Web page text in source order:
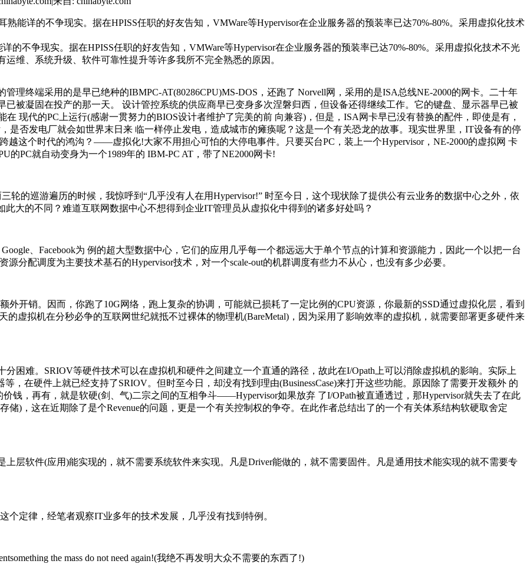
详的不争现实。据在HPISS任职的好友告知，VMWare等Hypervisor在企业服务器的预装率已达70%-80%。采用虚拟化技术
的不争现实。据在HPISS任职的好友告知，VMWare等Hypervisor在企业服务器的预装率已达70%-80%。采用虚拟化技术不光
维、系统升级、软件可靠性提升等许多我所不完全熟悉的原因。
终端采用的是早已绝种的IBMPC-AT(80286CPU)MS-DOS，还跑了 Norvell网，采用的是ISA总线NE-2000的网卡。二十年
被凝固在投产的那一天。 设计管控系统的供应商早已变身多次涅磐归西，但设备还得继续工作。它的键盘、显示器早已被
现代的PC上运行(感谢一贯努力的BIOS设计者维护了完美的前 向兼容)，但是，ISA网卡早已没有替换的配件，即使是有，
是否发电厂就会如世界末日来 临一样停止发电，造成城市的瘫痪呢？这是一个有关恐龙的故事。现实世界里，IT设备有的停
越这个时代的鸿沟？——虚拟化!大家不用担心可怕的大停电事件。只要买台PC，装上一个Hypervisor，NE-2000的虚拟网 卡
的PC就自动变身为一个1989年的 IBM-PC AT，带了NE2000网卡!
轮的巡游遍历的时候，我惊呼到“几乎没有人在用Hypervisor!” 时至今日，这个现状除了提供公有云业务的数据中心之外，依
大的不同？难道互联网数据中心不想得到企业IT管理 员从虚拟化中得到的诸多好处吗？
Google Facebook为 例的超大型数据中心，它们的应用几乎每一个都远远大于单个节点的计算和资源能力，因此一个以把一台
分配调度为主要技术基石的Hypervisor技术，对一个scale-out的机群调度有些力不从心，也没有多少必要。
开销。因而，你跑了10G网络，跑上复杂的协调，可能就已损耗了一定比例的CPU资源，你最新的SSD通过虚拟化层，看到
的虚拟机在分秒必争的互联网世纪就抵不过裸体的物理机(BareMetal)，因为采用了影响效率的虚拟机，就需要部署更多硬件来
难。SRIOV等硬件技术可以在虚拟机和硬件之间建立一个直通的路径，故此在I/Opath上可以消除虚拟机的影响。实际上
等，在硬件上就已经支持了SRIOV。但时至今日，却没有找到理由(BusinessCase)来打开这些功能。原因除了需要开发额外 的
钱，再有，就是软硬(剑、气)二宗之间的互相争斗——Hypervisor如果放弃 了I/OPath被直通透过，那Hypervisor就失去了在此
存储)，这在近期除了是个Revenue的问题，更是一个有关控制权的争夺。在此作者总结出了的一个有关体系结构软硬取舍定
软件(应用)能实现的，就不需要系统软件来实现。凡是Driver能做的，就不需要固件。凡是通用技术能实现的就不需要专
定律，经笔者观察IT业多年的技术发展，几乎没有找到特例。
the mass do not need again!(我绝不再发明大众不需要的东西了!)